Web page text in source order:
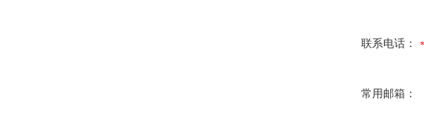
联系电话：
常用邮箱：